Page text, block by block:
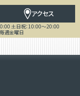
アクセス
土日祝：10:00～20:00
週金曜日